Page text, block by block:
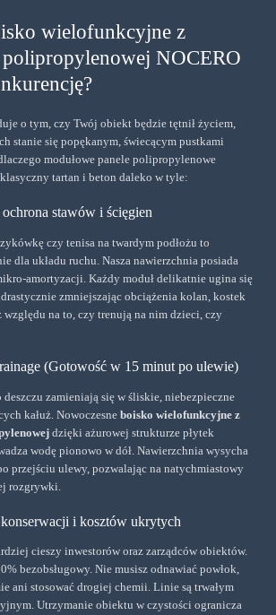
wielofunkcyjne z
NOCERO
o tym, czy Twój obiekt będzie tętnił życiem,
stanie się popękanym, świecącym pustkami
modułowe panele polipropylenowe
tartan i beton daleko w tyle:
stawów i ścięgien
czy tenisa na twardym podłożu to
dla układu ruchu. Nasza nawierzchnia posiada
amortyzacji. Każdy moduł delikatnie ugina się
zmniejszając obciążenia kolan, kostek
względu na to, czy trenują na nim dzieci, czy
(Gotowość w 15 minut po ulewie)
zamieniają się w śliskie, niebezpieczne
kałuż. Nowoczesne boisko wielofunkcyjne z
dzięki ażurowej strukturze płytek
wodę pionowo w dół. Nawierzchnia wysycha
przejściu ulewy, pozwalając na natychmiastowy
rozgrywki.
i kosztów ukrytych
cieszy inwestorów oraz zarządców obiektów.
bezobsługowy. Nie musisz odnawiać powłok,
ani stosować drogiej chemii. Linie są trwałym
Utrzymanie obiektu w czystości ogranicza